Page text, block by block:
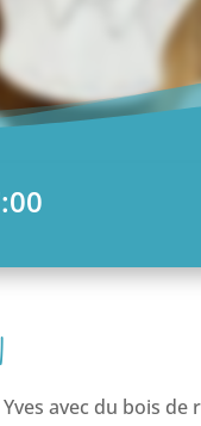
avec du bois de